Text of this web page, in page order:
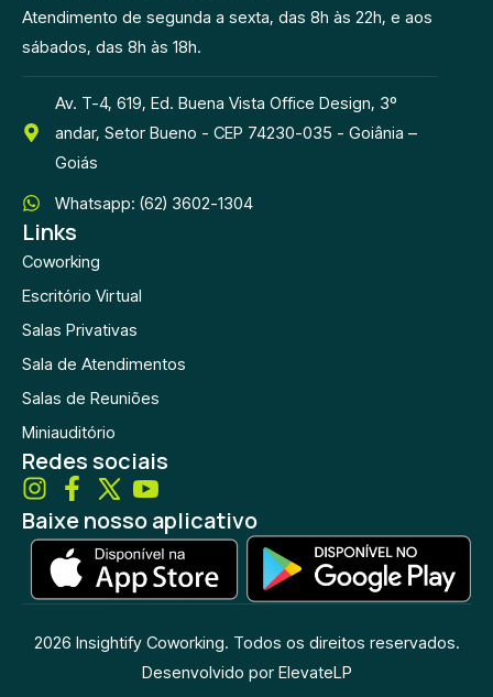
Atendimento de segunda a sexta, das 8h às 22h, e aos
sábados, das 8h às 18h.
Av. T-4, 619, Ed. Buena Vista Office Design, 3º
andar, Setor Bueno - CEP 74230-035 - Goiânia –
Goiás
Whatsapp: (62) 3602-1304
Links
Coworking
Escritório Virtual
Salas Privativas
Sala de Atendimentos
Salas de Reuniões
Miniauditório
Redes sociais
Baixe nosso aplicativo
2026 Insightify Coworking. Todos os direitos reservados.
Desenvolvido por ElevateLP